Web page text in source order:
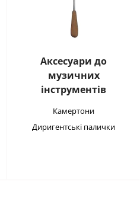
Аксесуари до
музичних
інструментів
Камертони
Диригентські палички